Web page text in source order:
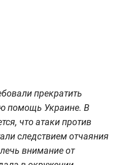
прекратить
помощь Украине. В
что атаки против
следствием отчаяния
внимание от